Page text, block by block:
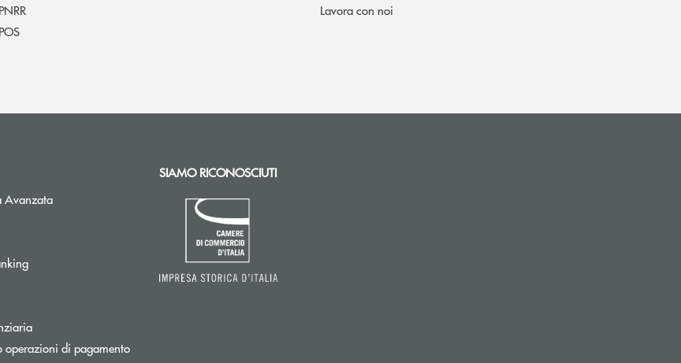
PNRR
POS
Lavora con noi
AvanzataApre una nuova finestra
Apre una nuova finestra
operazioni di pagamento
SIAMO RICONOSCIUTI